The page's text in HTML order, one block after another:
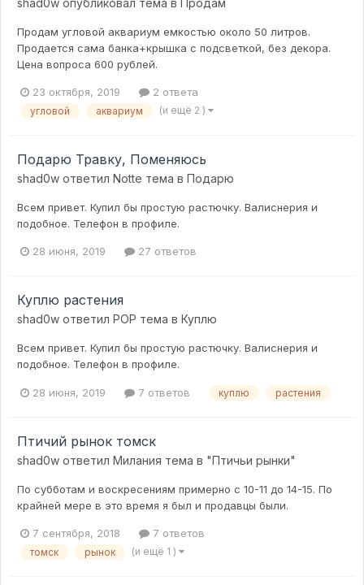
Продам угловой аквариум емкостью около 50 литров.
Продается сама банка+крышка с подсветкой, без декора.
Цена вопроса 600 рублей.
23 октября, 2019 2 ответа
угловой аквариум (и ещё 2 )
Подарю Травку, Поменяюсь
shad0w ответил Notte тема в Подарю
Всем привет. Купил бы простую растючку. Валиснерия и
подобное. Телефон в профиле.
28 июня, 2019 27 ответов
Куплю растения
shad0w ответил POP тема в Куплю
Всем привет. Купил бы простую растючку. Валиснерия и
подобное. Телефон в профиле.
28 июня, 2019 7 ответов куплю растения
Птичий рынок томск
shad0w ответил Милания тема в "Птичьи рынки"
По субботам и воскресениям примерно с 10-11 до 14-15. По
крайней мере в это время я был и продавцы были.
7 сентября, 2018 7 ответов
томск рынок (и ещё 1 )